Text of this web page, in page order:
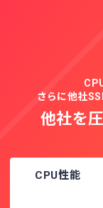
さらに他社
他社を
CPU性能